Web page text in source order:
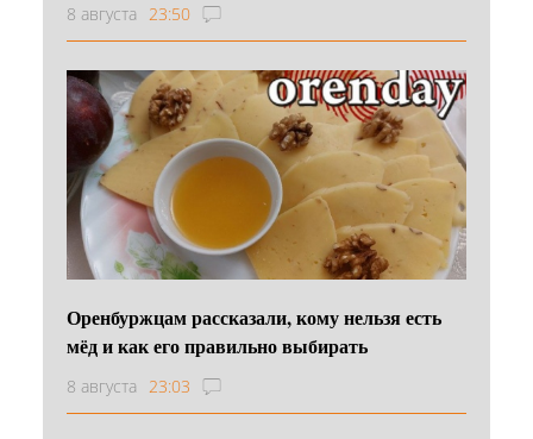
8 августа 23:50
Оренбуржцам рассказали, кому нельзя есть
мёд и как его правильно выбирать
8 августа 23:03